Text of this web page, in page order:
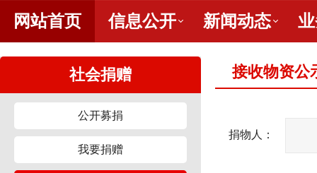
网站首页 信息公开 新闻动态
社会捐赠
公开募捐
我要捐赠
接收物资公
捐物人：